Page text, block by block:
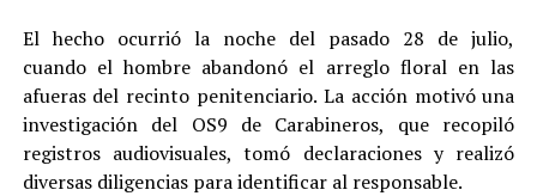
El hecho ocurrió la noche del pasado 28 de julio,
cuando el hombre abandonó el arreglo floral en las
afueras del recinto penitenciario. La acción motivó una
investigación del OS9 de Carabineros, que recopiló
registros audiovisuales, tomó declaraciones y realizó
diversas diligencias para identificar al responsable.